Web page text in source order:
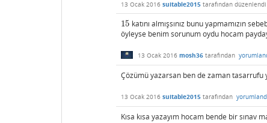
13 Ocak 2016 suitable2015 tarafından düzenlendi
15
15 katını almışsınız bunu yapmamızın
öyleyse benim sorunum oydu hocam
13 Ocak 2016 mosh36 tarafından
Çözümü yazarsan ben de zaman tasarrufu
13 Ocak 2016 suitable2015 tarafından
Kısa kısa yazayım hocam bende bir sınav